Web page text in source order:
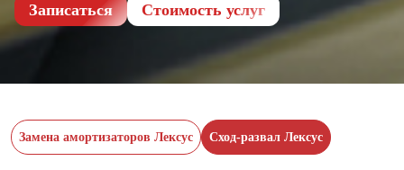
Записаться Cтоимость услуг
Замена амортизаторов Лексус Сход-развал Лексус